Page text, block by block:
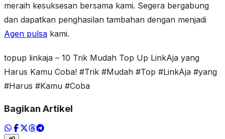
meraih kesuksesan bersama kami. Segera bergabung
dan dapatkan penghasilan tambahan dengan menjadi
Agen pulsa kami.
topup linkaja – 10 Trik Mudah Top Up LinkAja yang
Harus Kamu Coba! #Trik #Mudah #Top #LinkAja #yang
#Harus #Kamu #Coba
Bagikan Artikel